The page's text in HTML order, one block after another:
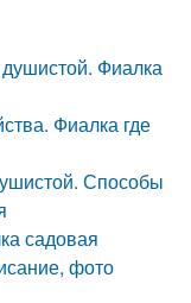
Фиалка
Фиалка где
Способы
садовая
фото